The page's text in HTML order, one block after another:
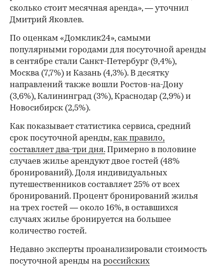
сколько стоит месячная аренда», — уточнил
Дмитрий Яковлев.
По оценкам «Домклик24», самыми
популярными городами для посуточной аренды
в сентябре стали Санкт-Петербург (9,4%),
Москва (7,7%) и Казань (4,3%). В десятку
направлений также вошли Ростов-на-Дону
(3,6%), Калининград (3%), Краснодар (2,9%) и
Новосибирск (2,5%).
Как показывает статистика сервиса, средний
срок посуточной аренды,как правило,
составляет два-три дня. Примерно в половине
случаев жилье арендуют двое гостей (48%
бронирований). Доля индивидуальных
путешественников составляет 25% от всех
бронирований. Процент бронирований жилья
на трех гостей — около 16%, в оставшихся
случаях жилье бронируется на большее
количество гостей.
Недавно эксперты проанализировали стоимость
посуточной аренды нароссийских